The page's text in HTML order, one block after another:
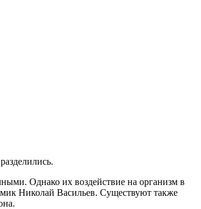
Однако их воздействие на организм в
Николай Васильев. Существуют также